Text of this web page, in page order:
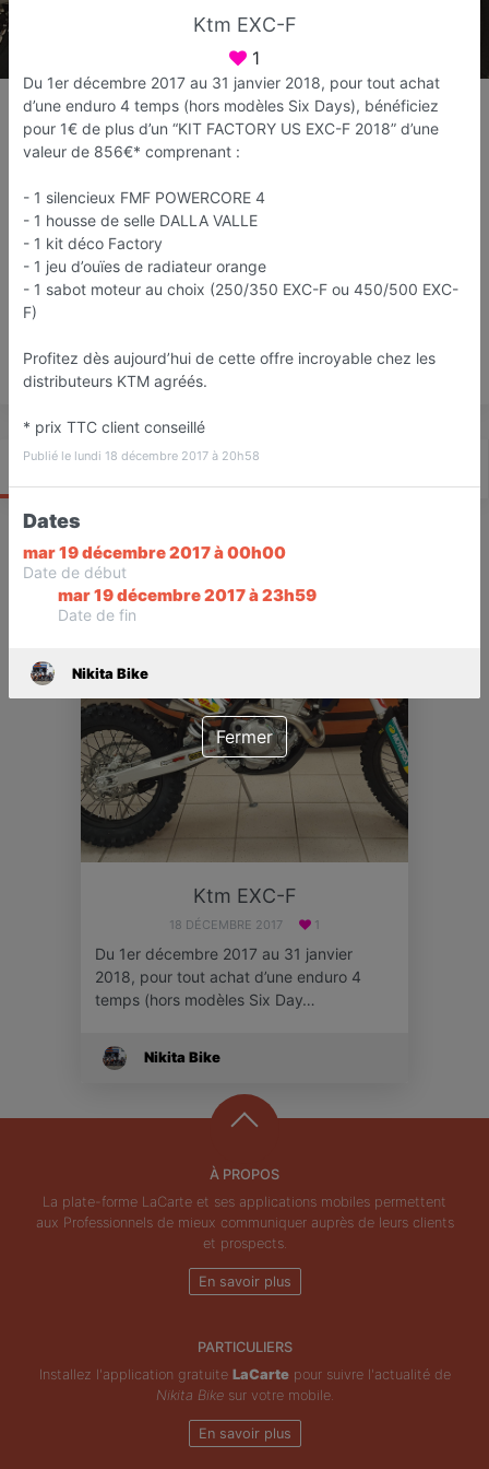
Nikita Bike
Concessionnaire 2 roues
Fréjus
Favori Contacter
Ouvert jusqu'à 12:30
Save
Actualité Catalogue
OFFRE
Ktm EXC-F
18 DÉCEMBRE 2017 1
Du 1er décembre 2017 au 31 janvier
2018, pour tout achat d’une enduro 4
temps (hors modèles Six Day…
Nikita Bike
À PROPOS
La plate-forme LaCarte et ses applications mobiles permettent
aux Professionnels de mieux communiquer auprès de leurs clients
et prospects.
En savoir plus
PARTICULIERS
Installez l'application gratuite LaCartepour suivre l'actualité de
Nikita Bikesur votre mobile.
En savoir plus
Ktm EXC-F
1
Du 1er décembre 2017 au 31 janvier 2018, pour tout achat
d’une enduro 4 temps (hors modèles Six Days), bénéficiez
pour 1€ de plus d’un “KIT FACTORY US EXC-F 2018” d’une
valeur de 856€* comprenant :
- 1 silencieux FMF POWERCORE 4
- 1 housse de selle DALLA VALLE
- 1 kit déco Factory
- 1 jeu d’ouïes de radiateur orange
- 1 sabot moteur au choix (250/350 EXC-F ou 450/500 EXC-
F)
Profitez dès aujourd’hui de cette offre incroyable chez les
distributeurs KTM agréés.
* prix TTC client conseillé
Publié le lundi 18 décembre 2017 à 20h58
Dates
mar 19 décembre 2017 à 00h00
Date de début
mar 19 décembre 2017 à 23h59
Date de fin
Nikita Bike
Fermer